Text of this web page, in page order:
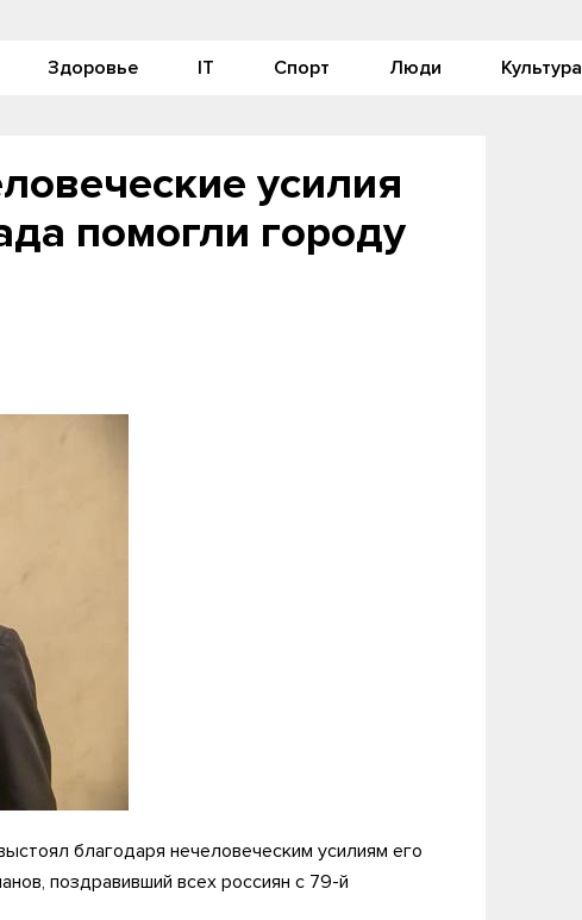
Здоровье IT Спорт Люди Культура
усилия
помогли городу
благодаря нечеловеческим усилиям его
поздравивший всех россиян с 79-й